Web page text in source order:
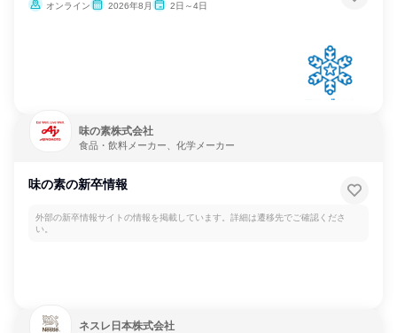
オンライン 2026年8月 2日～4日
味の素株式会社
食品・飲料メーカー、化学メーカー
味の素の新卒情報
外部の新卒情報サイトの情報を掲載しています。詳細は遷移先でご確認くださ
い。
ネスレ日本株式会社